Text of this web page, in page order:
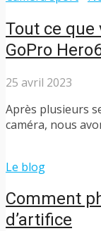
Tout ce que
GoPro
25 avril 2023
Après plusieurs
caméra, nous
Le blog
Comment
d’artifice